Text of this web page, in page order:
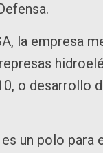
la empresa
o desarrollo
es un polo